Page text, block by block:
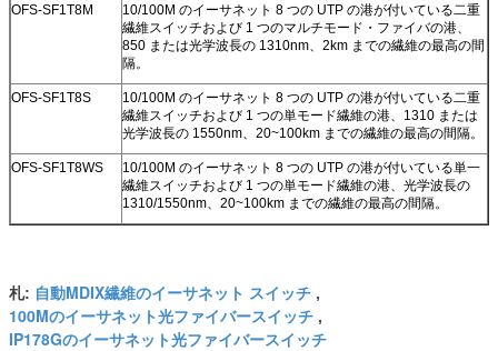
OFS-SF1T8M
10/100M のイーサネット 8 つの UTP の港が付いている二重
繊維スイッチおよび 1 つのマルチモード・ファイバの港、
850 または光学波長の 1310nm、2km までの繊維の最高の間
隔。
OFS-SF1T8S
10/100M のイーサネット 8 つの UTP の港が付いている二重
繊維スイッチおよび 1 つの単モード繊維の港、1310 または
光学波長の 1550nm、20~100km までの繊維の最高の間隔。
OFS-SF1T8WS
10/100M のイーサネット 8 つの UTP の港が付いている単一
繊維スイッチおよび 1 つの単モード繊維の港、光学波長の
1310/1550nm、20~100km までの繊維の最高の間隔。
札: 自動MDIX繊維のイーサネット スイッチ ,
100Mのイーサネット光ファイバースイッチ ,
IP178Gのイーサネット光ファイバースイッチ